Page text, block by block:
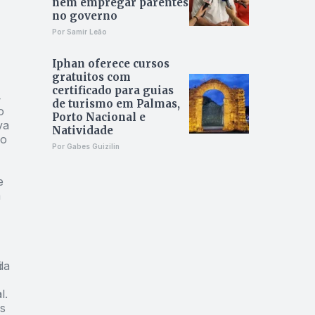
no governo
Por Samir Leão
Iphan oferece cursos
gratuitos com
certificado para guias
de turismo em Palmas,
Porto Nacional e
Natividade
Por Gabes Guizilin